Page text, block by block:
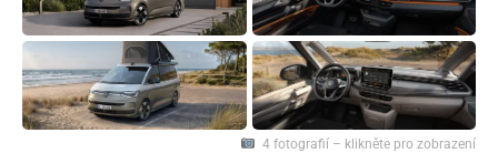
4 fotografií – klikněte pro zobrazení